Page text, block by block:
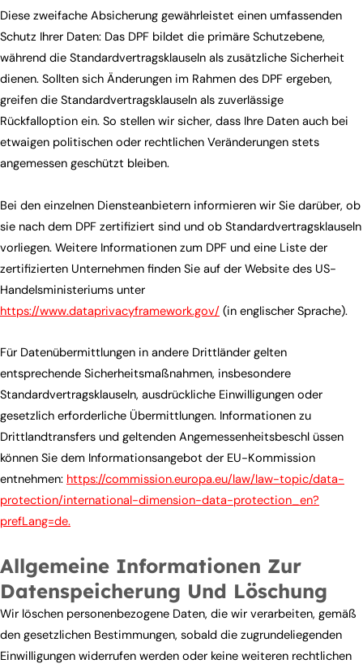
Diese zweifache Absicherung gewährleistet einen umfassenden
Schutz Ihrer Daten: Das DPF bildet die primäre Schutzebene,
während die Standardvertragsklauseln als zusätzliche Sicherheit
dienen. Sollten sich Änderungen im Rahmen des DPF ergeben,
greifen die Standardvertragsklauseln als zuverlässige
Rückfalloption ein. So stellen wir sicher, dass Ihre Daten auch bei
etwaigen politischen oder rechtlichen Veränderungen stets
angemessen geschützt bleiben.
Bei den einzelnen Diensteanbietern informieren wir Sie darüber, ob
sie nach dem DPF zertifiziert sind und ob Standardvertragsklauseln
vorliegen. Weitere Informationen zum DPF und eine Liste der
zertifizierten Unternehmen finden Sie auf der Website des US-
Handelsministeriums unter
https://www.dataprivacyframework.gov/ (in englischer Sprache).
Für Datenübermittlungen in andere Drittländer gelten
entsprechende Sicherheitsmaßnahmen, insbesondere
Standardvertragsklauseln, ausdrückliche Einwilligungen oder
gesetzlich erforderliche Übermittlungen. Informationen zu
Drittlandtransfers und geltenden Angemessenheitsbeschl üssen
können Sie dem Informationsangebot der EU-Kommission
entnehmen: https://commission.europa.eu/law/law-topic/data-
protection/international-dimension-data-protection_en?
prefLang=de.
Allgemeine Informationen Zur
Datenspeicherung Und Löschung
Wir löschen personenbezogene Daten, die wir verarbeiten, gemäß
den gesetzlichen Bestimmungen, sobald die zugrundeliegenden
Einwilligungen widerrufen werden oder keine weiteren rechtlichen